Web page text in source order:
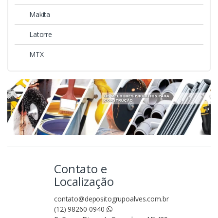
Makita
Latorre
MTX
Contato e
Localização
contato@depositogrupoalves.com.br
(12) 98260-0940